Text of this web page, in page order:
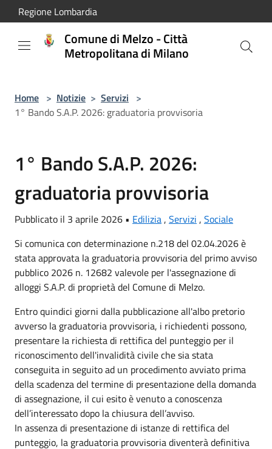
Salta al contenuto principale
Regione Lombardia
Comune di Melzo - Città
Metropolitana di Milano
Home > Notizie > Servizi >
1° Bando S.A.P. 2026: graduatoria provvisoria
1° Bando S.A.P. 2026:
graduatoria provvisoria
Pubblicato il 3 aprile 2026 • Edilizia, Servizi , Sociale
Si comunica con determinazione n.218 del 02.04.2026 è
stata approvata la graduatoria provvisoria del primo avviso
pubblico 2026 n. 12682 valevole per l'assegnazione di
alloggi S.A.P. di proprietà del Comune di Melzo.
Entro quindici giorni dalla pubblicazione all'albo pretorio
avverso la graduatoria provvisoria, i richiedenti possono,
presentare la richiesta di rettifica del punteggio per il
riconoscimento dell'invalidità civile che sia stata
conseguita in seguito ad un procedimento avviato prima
della scadenza del termine di presentazione della domanda
di assegnazione, il cui esito è venuto a conoscenza
dell’interessato dopo la chiusura dell’avviso.
In assenza di presentazione di istanze di rettifica del
punteggio, la graduatoria provvisoria diventerà definitiva